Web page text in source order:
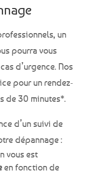
un
pourra vous
d’urgence. Nos
pour un rendez-
de 30 minutes*.
d’un suivi de
dépannage :
vous est
en fonction de